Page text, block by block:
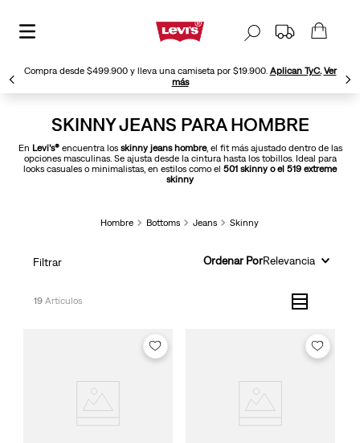
Compra desde $499.900 y lleva una camiseta por $19.900. Aplican TyC. Ver
más
SKINNY JEANS PARA HOMBRE
En Levi’s®encuentra los skinny jeans hombre, el fit más ajustado dentro de las
opciones masculinas. Se ajusta desde la cintura hasta los tobillos. Ideal para
looks casuales o minimalistas, en estilos como el 501 skinny o el 519 extreme
skinny
Hombre Bottoms Jeans Skinny
Filtrar Ordenar PorRelevancia
19